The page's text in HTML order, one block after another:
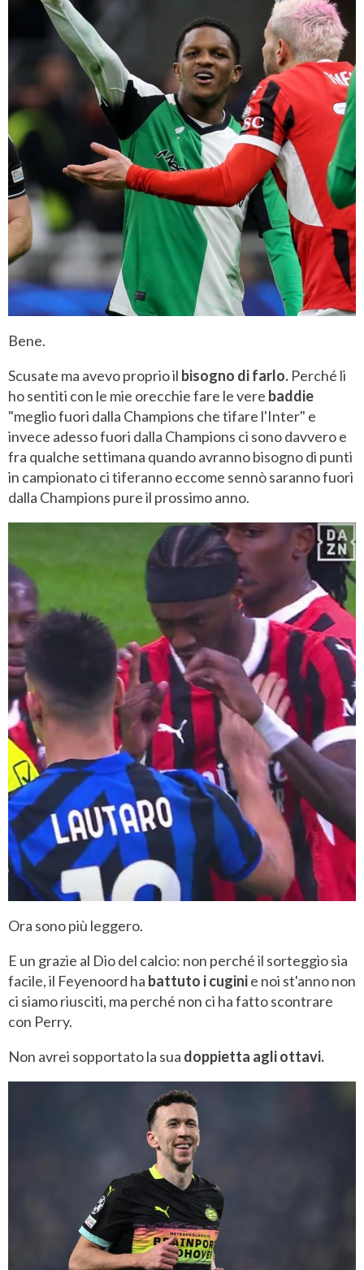
Bene.
Scusate ma avevo proprio il bisogno di farlo. Perché li
ho sentiti con le mie orecchie fare le vere baddie
"meglio fuori dalla Champions che tifare l'Inter" e
invece adesso fuori dalla Champions ci sono davvero e
fra qualche settimana quando avranno bisogno di punti
in campionato ci tiferanno eccome sennò saranno fuori
dalla Champions pure il prossimo anno.
Ora sono più leggero.
E un grazie al Dio del calcio: non perché il sorteggio sia
facile, il Feyenoord ha battuto i cuginie noi st'anno non
ci siamo riusciti, ma perché non ci ha fatto scontrare
con Perry.
Non avrei sopportato la sua doppietta agli ottavi.